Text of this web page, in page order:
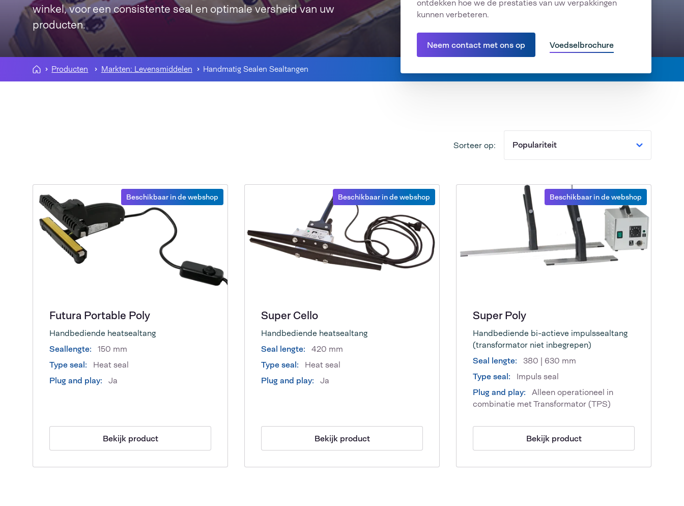
winkel, voor een consistente seal en optimale versheid van uw
producten.
ontdekken hoe we de prestaties van uw verpakkingen
kunnen verbeteren.
Neem contact met ons op Voedselbrochure
Producten Markten: Levensmiddelen Handmatig Sealen Sealtangen
Sorteer op: Populariteit
Beschikbaar in de webshop
Futura Portable Poly
Handbediende heatsealtang
Seallengte:
150 mm
Type seal:
Heat seal
Plug and play:
Ja
Bekijk product
Beschikbaar in de webshop
Super Cello
Handbediende heatsealtang
Seal lengte:
420 mm
Type seal:
Heat seal
Plug and play:
Ja
Bekijk product
Beschikbaar in de webshop
Super Poly
Handbediende bi-actieve impulssealtang
(transformator niet inbegrepen)
Seal lengte:
380 | 630 mm
Type seal:
Impuls seal
Plug and play:
Alleen operationeel in
combinatie met Transformator (TPS)
Bekijk product